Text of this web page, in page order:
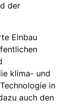
der
Einbau
klima- und
in
auch den